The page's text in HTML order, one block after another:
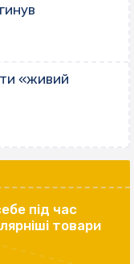
«живий
під час
товари